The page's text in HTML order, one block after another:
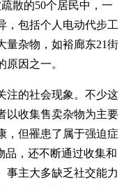
散的50个居民中，一
，包括个人电动代步工
量杂物，如裕廊东21街
因之一。
注的社会现象。不少这
以收集售卖杂物为主要
，但罹患了属于强迫症
品，还不断通过收集和
事主大多缺乏社交能力